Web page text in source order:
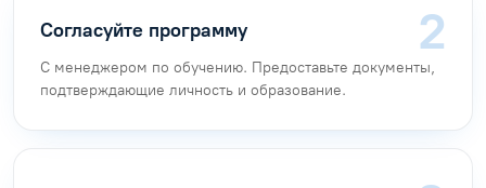
Согласуйте программу
С менеджером по обучению. Предоставьте документы,
подтверждающие личность и образование.